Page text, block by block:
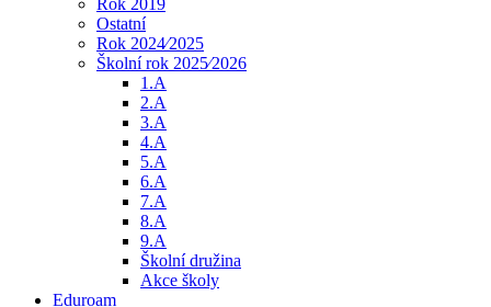
Rok 2019
Ostatní
Rok 2024⁄2025
Školní rok 2025⁄2026
1.A
2.A
3.A
4.A
5.A
6.A
7.A
8.A
9.A
Školní družina
Akce školy
Eduroam